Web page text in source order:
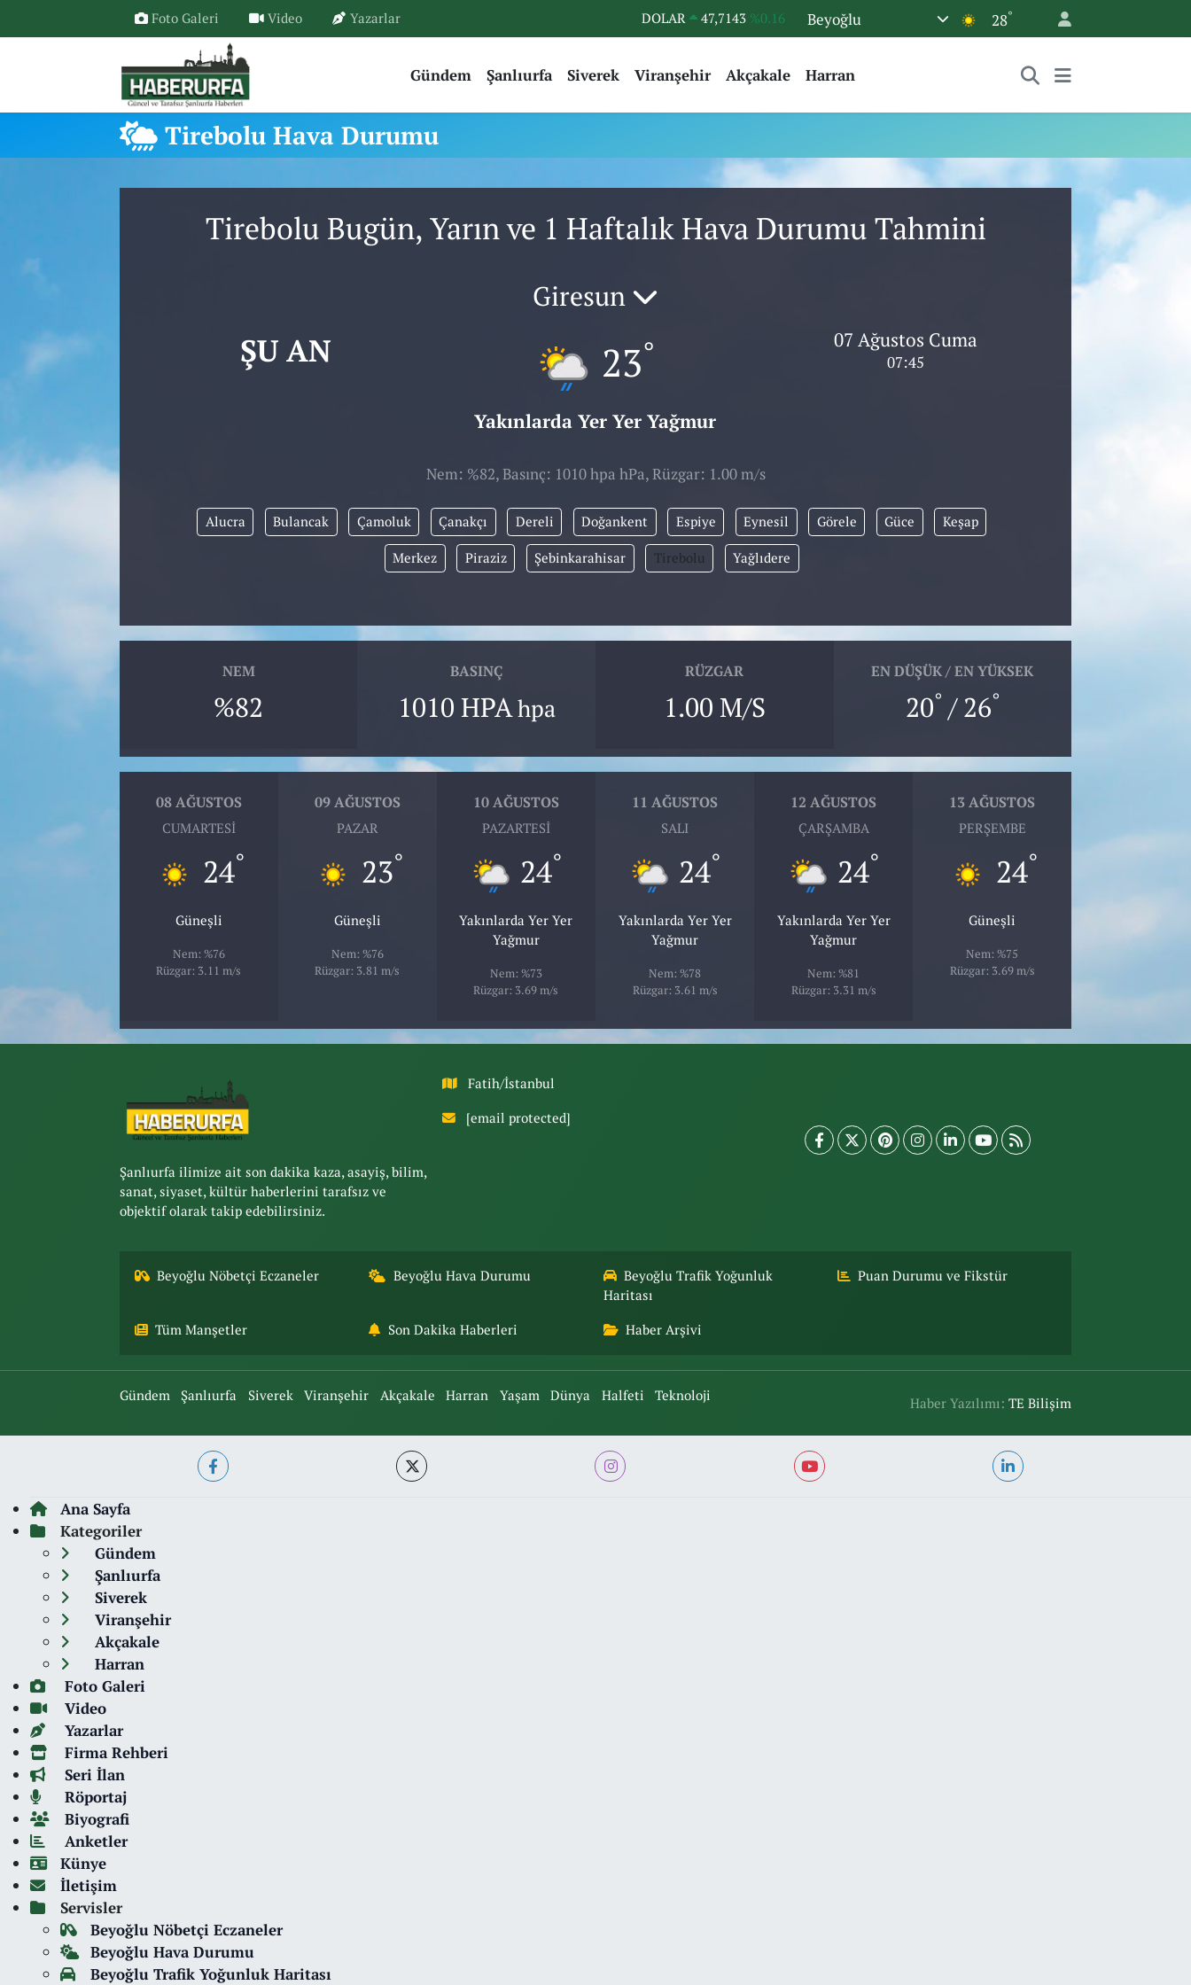
Foto Galeri Video Yazarlar DOLAR 47,7143 %0.16
STERLİN
64,2463 %0.07
GRAM ALTIN
6510.40 %0.45
%-0.63
Beyoğlu 28°
Gündem Şanlıurfa Siverek Viranşehir Akçakale Harran
Tirebolu Hava Durumu
Tirebolu Bugün, Yarın ve 1 Haftalık Hava Durumu Tahmini
ŞU AN
Giresun
23°
Yakınlarda Yer Yer Yağmur
07 Ağustos Cuma
07:45
Nem: %82, Basınç: 1010 hpa hPa, Rüzgar: 1.00 m/s
Alucra Bulancak Çamoluk Çanakçı Dereli Doğankent Espiye Eynesil Görele Güce Keşap
Merkez Piraziz Şebinkarahisar Tirebolu Yağlıdere
NEM
%82
BASINÇ
1010 HPAhpa
RÜZGAR
1.00 M/S
EN DÜŞÜK / EN YÜKSEK
20° / 26°
08 AĞUSTOS
CUMARTESI
24°
Güneşli
Nem: %76
Rüzgar: 3.11 m/s
09 AĞUSTOS
PAZAR
23°
Güneşli
Nem: %76
Rüzgar: 3.81 m/s
10 AĞUSTOS
PAZARTESI
24°
Yakınlarda Yer Yer
Yağmur
Nem: %73
Rüzgar: 3.69 m/s
11 AĞUSTOS
SALI
24°
Yakınlarda Yer Yer
Yağmur
Nem: %78
Rüzgar: 3.61 m/s
12 AĞUSTOS
ÇARŞAMBA
24°
Yakınlarda Yer Yer
Yağmur
Nem: %81
Rüzgar: 3.31 m/s
13 AĞUSTOS
PERŞEMBE
24°
Güneşli
Nem: %75
Rüzgar: 3.69 m/s
Şanlıurfa ilimize ait son dakika kaza, asayiş, bilim,
sanat, siyaset, kültür haberlerini tarafsız ve
objektif olarak takip edebilirsiniz.
Fatih/İstanbul
[email protected]
Beyoğlu Nöbetçi Eczaneler Beyoğlu Hava Durumu
Beyoğlu Trafik Yoğunluk
Haritası
Puan Durumu ve Fikstür
Tüm Manşetler Son Dakika Haberleri Haber Arşivi
Gündem Şanlıurfa Siverek Viranşehir Akçakale Harran Yaşam Dünya Halfeti Teknoloji Haber Yazılımı:TE Bilişim
Ana Sayfa
Kategoriler
Gündem
Şanlıurfa
Siverek
Viranşehir
Akçakale
Harran
Foto Galeri
Video
Yazarlar
Firma Rehberi
Seri İlan
Röportaj
Biyografi
Anketler
Künye
İletişim
Servisler
Beyoğlu Nöbetçi Eczaneler
Beyoğlu Hava Durumu
Beyoğlu Trafik Yoğunluk Haritası